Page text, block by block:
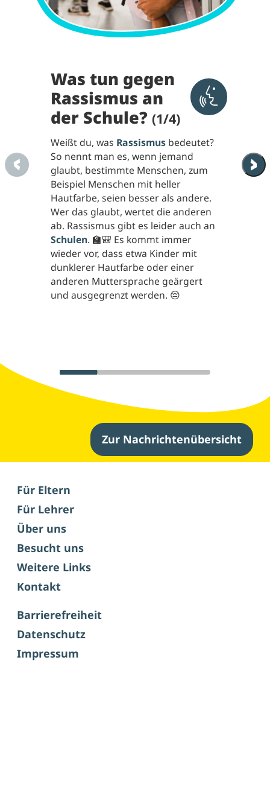
Was tun gegen
Rassismus an
der Schule? (1/4)
Aktivieren
Weißt du, was Rassismus bedeutet?
So nennt man es, wenn jemand
glaubt, bestimmte Menschen, zum
Beispiel Menschen mit heller
Hautfarbe, seien besser als andere.
Wer das glaubt, wertet die anderen
ab. Rassismus gibt es leider auch an
Schulen. 🏫🎒 Es kommt immer
wieder vor, dass etwa Kinder mit
dunklerer Hautfarbe oder einer
anderen Muttersprache geärgert
und ausgegrenzt werden. 😔
Zur Nachrichtenübersicht
Weitere Nachrichten
Für Eltern
Für Lehrer
Über uns
Besucht uns
Weitere Links
Kontakt
Barrierefreiheit
Datenschutz
Impressum